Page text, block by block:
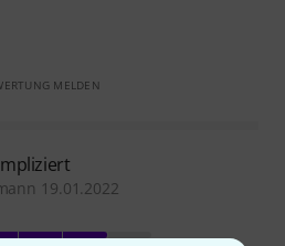
MELDEN
19.01.2022